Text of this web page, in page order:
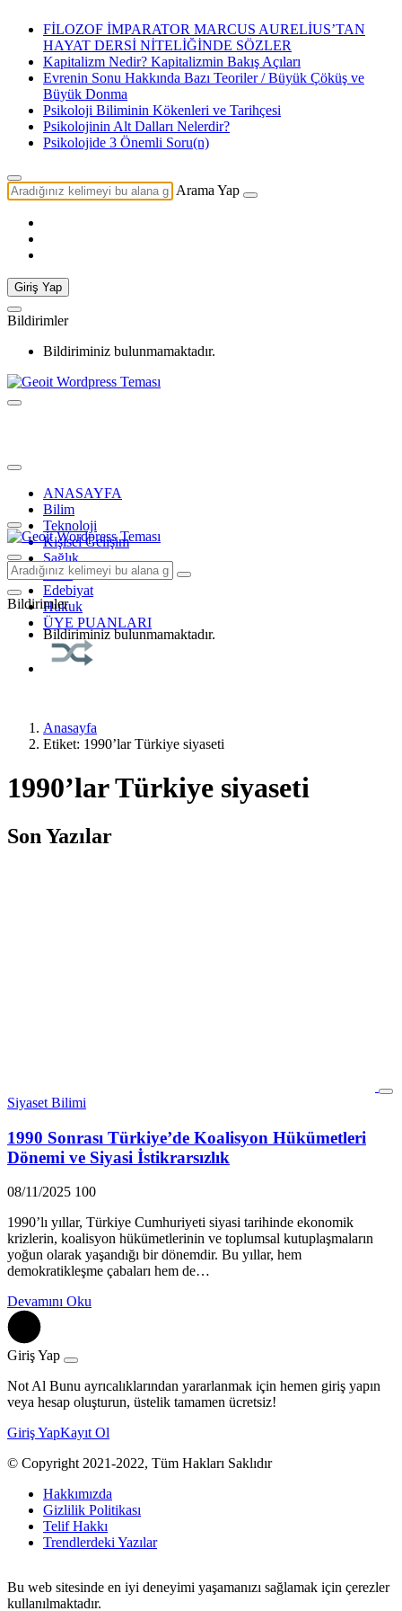
FİLOZOF İMPARATOR MARCUS AURELİUS’TAN
HAYAT DERSİ NİTELİĞİNDE SÖZLER
Kapitalizm Nedir? Kapitalizmin Bakış Açıları
Evrenin Sonu Hakkında Bazı Teoriler / Büyük Çöküş ve
Büyük Donma
Psikoloji Biliminin Kökenleri ve Tarihçesi
Psikolojinin Alt Dalları Nelerdir?
Psikolojide 3 Önemli Soru(n)
Arama Yap
Giriş Yap
Bildirimler
Bildiriminiz bulunmamaktadır.
ANASAYFA
Bilim
Teknoloji
Kişisel Gelişim
Sağlık
Tarih
Edebiyat
Hukuk
ÜYE PUANLARI
Bildirimler
Bildiriminiz bulunmamaktadır.
Anasayfa
Etiket: 1990’lar Türkiye siyaseti
1990’lar Türkiye siyaseti
Son Yazılar
Siyaset Bilimi
1990 Sonrası Türkiye’de Koalisyon Hükümetleri
Dönemi ve Siyasi İstikrarsızlık
08/11/2025 100
1990’lı yıllar, Türkiye Cumhuriyeti siyasi tarihinde ekonomik
krizlerin, koalisyon hükümetlerinin ve toplumsal kutuplaşmaların
yoğun olarak yaşandığı bir dönemdir. Bu yıllar, hem
demokratikleşme çabaları hem de…
Devamını Oku
Giriş Yap
Not Al Bunu ayrıcalıklarından yararlanmak için hemen giriş yapın
veya hesap oluşturun, üstelik tamamen ücretsiz!
Giriş YapKayıt Ol
© Copyright 2021-2022, Tüm Hakları Saklıdır
Hakkımızda
Gizlilik Politikası
Telif Hakkı
Trendlerdeki Yazılar
Bu web sitesinde en iyi deneyimi yaşamanızı sağlamak için çerezler
kullanılmaktadır.